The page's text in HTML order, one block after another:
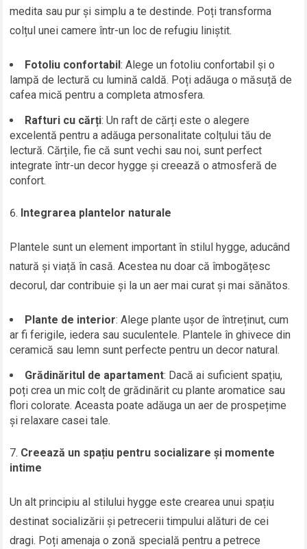
medita sau pur și simplu a te destinde. Poți transforma
colțul unei camere într-un loc de refugiu liniștit.
Fotoliu confortabil: Alege un fotoliu confortabil și o
lampă de lectură cu lumină caldă. Poți adăuga o măsuță de
cafea mică pentru a completa atmosfera.
Rafturi cu cărți: Un raft de cărți este o alegere
excelentă pentru a adăuga personalitate colțului tău de
lectură. Cărțile, fie că sunt vechi sau noi, sunt perfect
integrate într-un decor hygge și creează o atmosferă de
confort.
Integrarea plantelor naturale
Plantele sunt un element important în stilul hygge, aducând
natură și viață în casă. Acestea nu doar că îmbogățesc
decorul, dar contribuie și la un aer mai curat și mai sănătos.
Plante de interior: Alege plante ușor de întreținut, cum
ar fi ferigile, iedera sau suculentele. Plantele în ghivece din
ceramică sau lemn sunt perfecte pentru un decor natural.
Grădinăritul de apartament: Dacă ai suficient spațiu,
poți crea un mic colț de grădinărit cu plante aromatice sau
flori colorate. Aceasta poate adăuga un aer de prospețime
și relaxare casei tale.
Creează un spațiu pentru socializare și momente
intime
Un alt principiu al stilului hygge este crearea unui spațiu
destinat socializării și petrecerii timpului alături de cei
dragi. Poți amenaja o zonă specială pentru a petrece